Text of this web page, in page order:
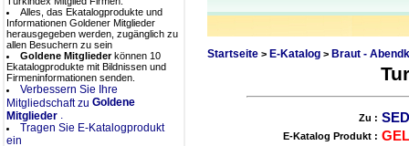
Alles, das Ekatalogprodukte und
Informationen Goldener Mitglieder
herausgegeben werden, zugänglich zu
allen Besuchern zu sein
Goldene Mitgliederkönnen 10
Ekatalogprodukte mit Bildnissen und
Firmeninformationen senden.
Verbessern Sie Ihre
Mitgliedschaft zu Goldene
Mitglieder .
Tragen Sie E-Katalogprodukt
ein
Startseite > E-Katalog> Braut -
Zu :
E-Katalog Produkt :